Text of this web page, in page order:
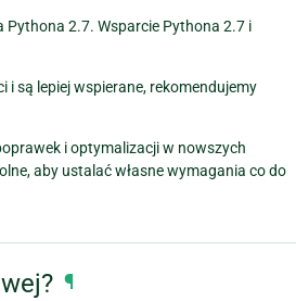
2.7. Wsparcie Pythona 2.7 i
są lepiej wspierane, rekomendujemy
i optymalizacji w nowszych
aby ustalać własne wymagania co do
¶